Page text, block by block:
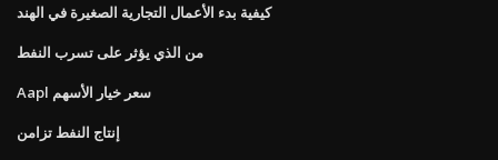
كيفية بدء الأعمال التجارية الصغيرة في الهند
من الذي يؤثر على تسرب النفط
Aapl سعر خيار الأسهم
إنتاج النفط تزامن